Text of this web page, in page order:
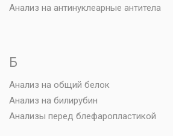
Анализ на антинуклеарные антитела
Б
Анализ на общий белок
Анализ на билирубин
Анализы перед блефаропластикой